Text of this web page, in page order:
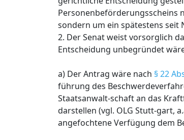
Personenbeförderungsscheins
sondern um ein spätestens seit
2. Der Senat weist vorsorglich
Entscheidung unbegründet
a) Der Antrag wäre nach § 22
führung des
Staatsanwalt-schaft an das
darstellen (vgl. OLG Stutt-gart,
angefochtene Verfügung dem